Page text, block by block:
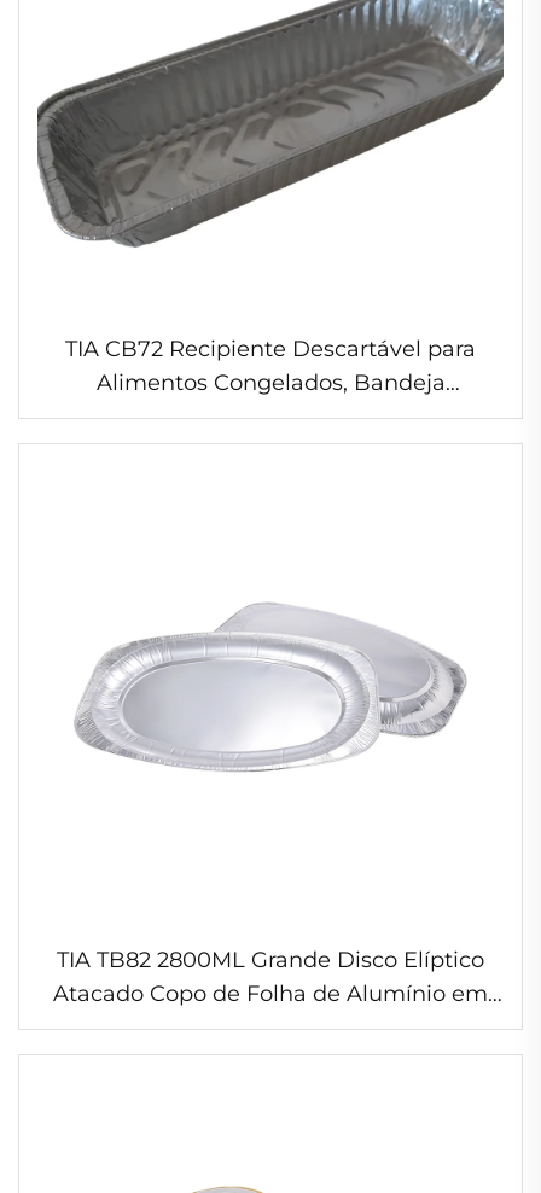
TIA CB72 Recipiente Descartável para
Alimentos Congelados, Bandeja
Descartável de Alumínio com Tampa,
Recipiente de Folha de Alumínio com
TIA TB82 2800ML Grande Disco Elíptico
Atacado Copo de Folha de Alumínio em
Formato de Copo Copo de Folha
Resistente ao Calor